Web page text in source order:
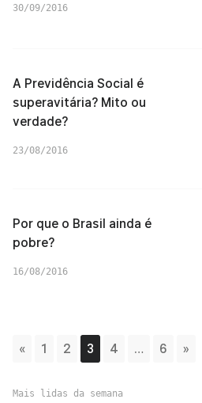
30/09/2016
A Previdência Social é
superavitária? Mito ou
verdade?
23/08/2016
Por que o Brasil ainda é
pobre?
16/08/2016
« 1 2 3 4 … 6 »
Mais lidas da semana